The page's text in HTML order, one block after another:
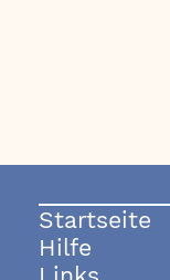
Startseite
Hilfe